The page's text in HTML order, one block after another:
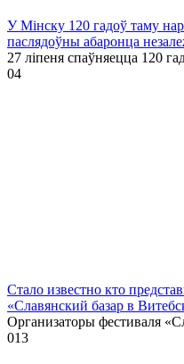
У Мінску 120 гадоў таму
паслядоўны абаронца
27 ліпеня спаўняецца 120
04
Стало известно кто
«Славянский базар в
Организаторы фестиваля
013